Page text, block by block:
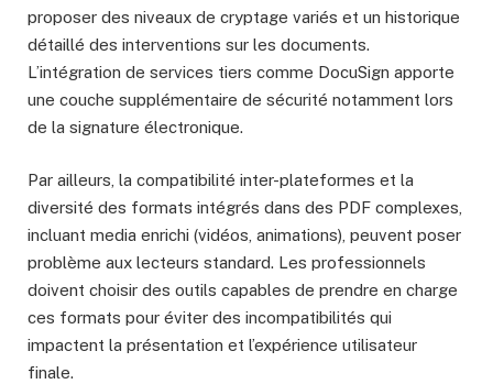
proposer des niveaux de cryptage variés et un historique
détaillé des interventions sur les documents.
L’intégration de services tiers comme DocuSign apporte
une couche supplémentaire de sécurité notamment lors
de la signature électronique.
Par ailleurs, la compatibilité inter-plateformes et la
diversité des formats intégrés dans des PDF complexes,
incluant media enrichi (vidéos, animations), peuvent poser
problème aux lecteurs standard. Les professionnels
doivent choisir des outils capables de prendre en charge
ces formats pour éviter des incompatibilités qui
impactent la présentation et l’expérience utilisateur
finale.